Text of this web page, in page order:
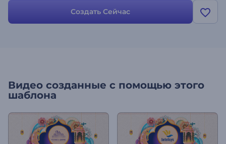
текст и энергичный фоновый музыкальный трек, чтобы
завершить праздничную атмосферу. Создавайте прямо сейчас
Создать Сейчас
Видео созданные с помощью этого
шаблона